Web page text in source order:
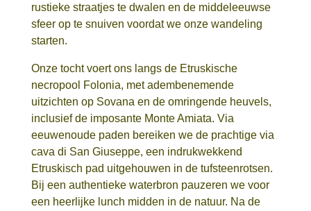
rustieke straatjes te dwalen en de middeleeuwse
sfeer op te snuiven voordat we onze wandeling
starten.
Onze tocht voert ons langs de Etruskische
necropool Folonia, met adembenemende
uitzichten op Sovana en de omringende heuvels,
inclusief de imposante Monte Amiata. Via
eeuwenoude paden bereiken we de prachtige via
cava di San Giuseppe, een indrukwekkend
Etruskisch pad uitgehouwen in de tufsteenrotsen.
Bij een authentieke waterbron pauzeren we voor
een heerlijke lunch midden in de natuur. Na de